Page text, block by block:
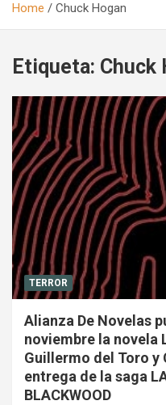
Home Chuck Hogan
Etiqueta: Chuck
TERROR
Alianza De Novelas
noviembre la novela
Guillermo del Toro y
entrega de la saga
BLACKWOOD